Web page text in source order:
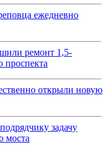
ежедневно
ремонт 1,5-
проспекта
открыли новую
задачу
моста